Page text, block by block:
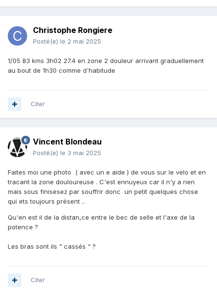
Christophe Rongiere
Posté(e) le 2 mai 2025
1/05 83 kms 3h02 27.4 en zone 2 douleur arrivant graduellement
au bout de 1h30 comme d'habitude
Citer
Vincent Blondeau
Posté(e) le 3 mai 2025
Faites moi une photo ( avec un e aide ) de vous sur le velo et en
tracant la zone douloureuse . C'est ennuyeux car il n'y a rien
mais sous finisesez par souffrir donc un petit quelques chose
qui ets toujours présent ..
Qu'en est il de la distan,ce entre le bec de selle et l'axe de la
potence ?
Les bras sont ils " cassés " ?
Citer